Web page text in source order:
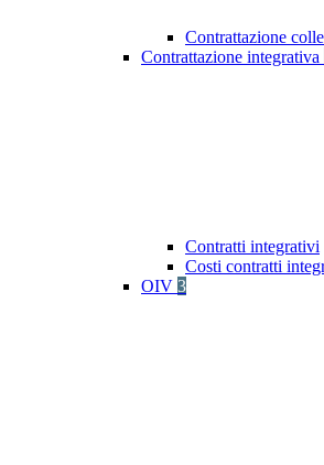
Contrattazione
Contrattazione integrativa
Contratti integrativi
Costi contratti
OIV 3